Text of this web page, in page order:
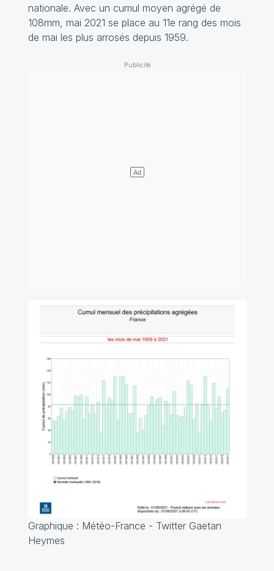
nationale. Avec un cumul moyen agrégé de
108mm, mai 2021 se place au 11e rang des mois
de mai les plus arrosés depuis 1959.
Graphique : Météo-France - Twitter Gaetan
Heymes